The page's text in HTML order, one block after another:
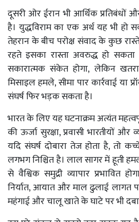
दूसरी ओर ईरान भी आर्थिक प्रतिबंधों
है। युद्धविराम का एक अर्थ यह भी हो
तेहरान के बीच परोक्ष संवाद के कुछ
रहते इसका रास्ता अवरुद्ध हो
सकारात्मक संकेत होगा, लेकिन
मिसाइल हमले, सीमा पार कार्रवाई या
संघर्ष फिर भड़क सकता है।
भारत के लिए यह घटनाक्रम अत्यंत
की ऊर्जा सुरक्षा, प्रवासी भारतीयों और
यदि संघर्ष दोबारा तेज होता है, तो
लगभग निश्चित है। लाल सागर में हूती
से वैश्विक समुद्री व्यापार प्रभावित
निर्यात, आयात और माल ढुलाई लागत
महंगाई और चालू खाते के घाटे पर भी